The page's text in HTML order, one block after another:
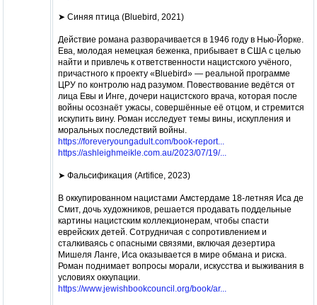
➤️ Синяя птица (Bluebird, 2021)
Действие романа разворачивается в 1946 году в Нью-Йорке.
Ева, молодая немецкая беженка, прибывает в США с целью
найти и привлечь к ответственности нацистского учёного,
причастного к проекту «Bluebird» — реальной программе
ЦРУ по контролю над разумом. Повествование ведётся от
лица Евы и Инге, дочери нацистского врача, которая после
войны осознаёт ужасы, совершённые её отцом, и стремится
искупить вину. Роман исследует темы вины, искупления и
моральных последствий войны.
https://foreveryoungadult.com/book-report...
https://ashleighmeikle.com.au/2023/07/19/...
➤️ Фальсификация (Artifice, 2023)
В оккупированном нацистами Амстердаме 18-летняя Иса де
Смит, дочь художников, решается продавать поддельные
картины нацистским коллекционерам, чтобы спасти
еврейских детей. Сотрудничая с сопротивлением и
сталкиваясь с опасными связями, включая дезертира
Мишеля Ланге, Иса оказывается в мире обмана и риска.
Роман поднимает вопросы морали, искусства и выживания в
условиях оккупации.
https://www.jewishbookcouncil.org/book/ar...